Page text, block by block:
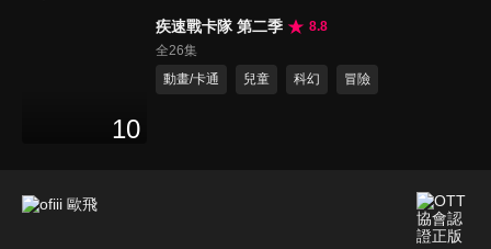
10
疾速戰卡隊 第二季
8.8
全26集
動畫/卡通
兒童 科幻 冒險